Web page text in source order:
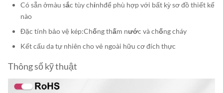
Có sẵn ởmàu sắc tùy chỉnhđể phù hợp với bất kỳ sơ đồ thiết kế
nào
Đặc tính bảo vệ kép:Chống thấm nước và chống cháy
Kết cấu da tự nhiên cho vẻ ngoài hữu cơ đích thực
Thông số kỹ thuật